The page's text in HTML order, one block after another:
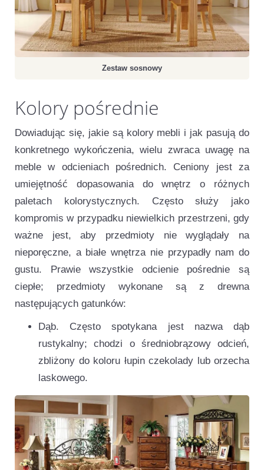
Zestaw sosnowy
Kolory pośrednie
Dowiadując się, jakie są kolory mebli i jak pasują do
konkretnego wykończenia, wielu zwraca uwagę na
meble w odcieniach pośrednich. Ceniony jest za
umiejętność dopasowania do wnętrz o różnych
paletach kolorystycznych. Często służy jako
kompromis w przypadku niewielkich przestrzeni, gdy
ważne jest, aby przedmioty nie wyglądały na
nieporęczne, a białe wnętrza nie przypadły nam do
gustu. Prawie wszystkie odcienie pośrednie są
ciepłe; przedmioty wykonane są z drewna
następujących gatunków:
Dąb. Często spotykana jest nazwa dąb
rustykalny; chodzi o średniobrązowy odcień,
zbliżony do koloru łupin czekolady lub orzecha
laskowego.